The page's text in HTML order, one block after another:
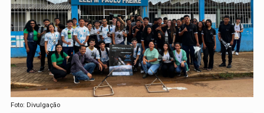
Foto: Divulgação